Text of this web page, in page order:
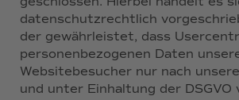
datenschutzrechtlich
der gewährleistet, dass
personenbezogenen Daten
Websitebesucher nur nach
und unter Einhaltung der DSGVO